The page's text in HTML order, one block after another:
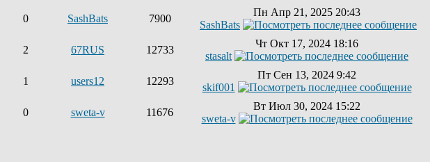
0 SashBats 7900
Пн Апр 21, 2025 20:43
SashBats
2 67RUS 12733
Чт Окт 17, 2024 18:16
stasalt
1 users12 12293
Пт Сен 13, 2024 9:42
skif001
0 sweta-v 11676
Вт Июл 30, 2024 15:22
sweta-v